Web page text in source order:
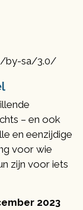
– en ook
en eenzijdige
voor wie
zijn voor iets
2023